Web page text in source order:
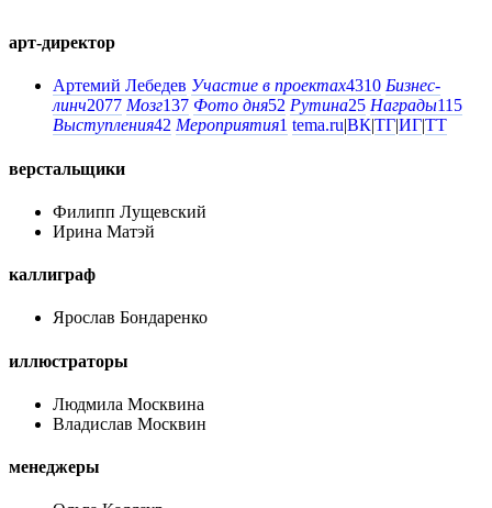
арт-директор
Артемий Лебедев Участие в проектах4310 Бизнес-
линч2077 Мозг137 Фото дня52 Рутина25 Награды115
Выступления42 Мероприятия1 tema.ru|ВК|ТГ|ИГ|ТТ
верстальщики
Филипп Лущевский
Ирина Матэй
каллиграф
Ярослав Бондаренко
иллюстраторы
Людмила Москвина
Владислав Москвин
менеджеры